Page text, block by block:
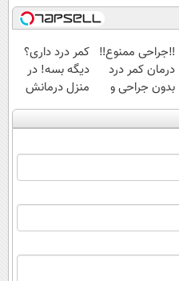
‼️جراحی ممنوع‼️
درمان کمر درد
بدون جراحی و
دوره نقاهت
کمر درد داری؟
دیگه بسه! در
منزل درمانش
کن
(◀پرسش‌نامه)